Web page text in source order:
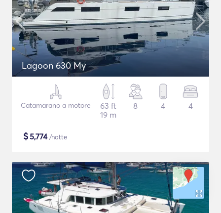
Lagoon 630 My
Catamarano a motore
63 ft
19 m
8 4 4
$5,774/notte